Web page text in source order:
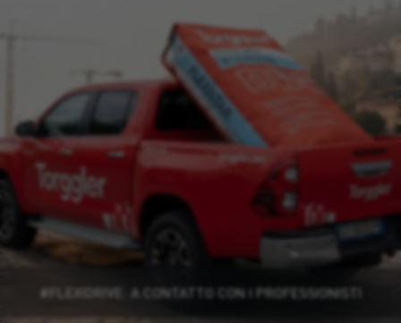
#FLEXIDRIVE: A CONTATTO CON I PROFESSIONISTI